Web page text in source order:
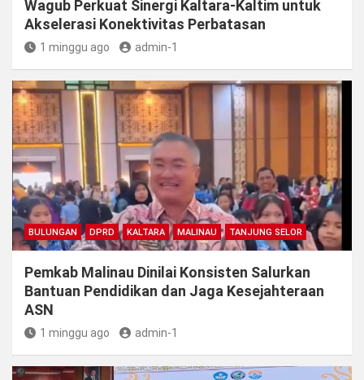
Wagub Perkuat Sinergi Kaltara-Kaltim untuk
Akselerasi Konektivitas Perbatasan
1 minggu ago admin-1
BULUNGAN DPRD KALTARA MALINAU TANJUNG SELOR
Pemkab Malinau Dinilai Konsisten Salurkan
Bantuan Pendidikan dan Jaga Kesejahteraan
ASN
1 minggu ago admin-1